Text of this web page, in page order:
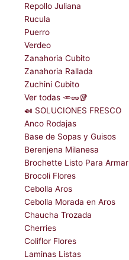
Repollo Juliana
Rucula
Puerro
Verdeo
Zanahoria Cubito
Zanahoria Rallada
Zuchini Cubito
Ver todas 🥕🥜🥡
🍛 SOLUCIONES FRESCO
Anco Rodajas
Base de Sopas y Guisos
Berenjena Milanesa
Brochette Listo Para Armar
Brocoli Flores
Cebolla Aros
Cebolla Morada en Aros
Chaucha Trozada
Cherries
Coliflor Flores
Laminas Listas